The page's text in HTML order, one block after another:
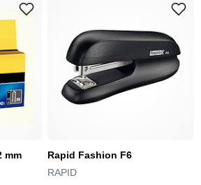
mm
Rapid Fashion F6
RAPID